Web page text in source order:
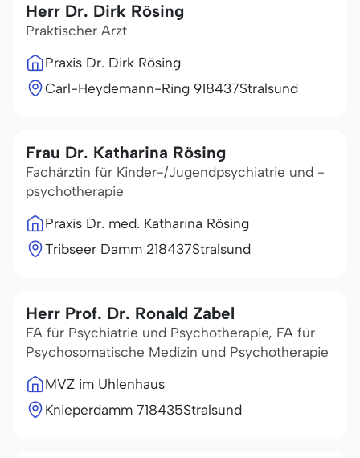
Herr Dr. Dirk Rösing
Praktischer Arzt
Praxis Dr. Dirk Rösing
Carl-Heydemann-Ring 918437Stralsund
Frau Dr. Katharina Rösing
Fachärztin für Kinder-/Jugendpsychiatrie und -
psychotherapie
Praxis Dr. med. Katharina Rösing
Tribseer Damm 218437Stralsund
Herr Prof. Dr. Ronald Zabel
FA für Psychiatrie und Psychotherapie, FA für
Psychosomatische Medizin und Psychotherapie
MVZ im Uhlenhaus
Knieperdamm 718435Stralsund